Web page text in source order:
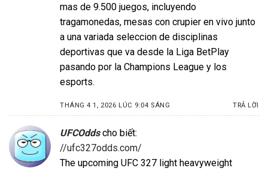
mas de 9.500 juegos, incluyendo
tragamonedas, mesas con crupier en vivo junto
a una variada seleccion de disciplinas
deportivas que va desde la Liga BetPlay
pasando por la Champions League y los
esports.
THÁNG 4 1, 2026 LÚC 9:04 SÁNG TRẢ LỜI
UFCOdds cho biết:
//ufc327odds.com/
The upcoming UFC 327 light heavyweight